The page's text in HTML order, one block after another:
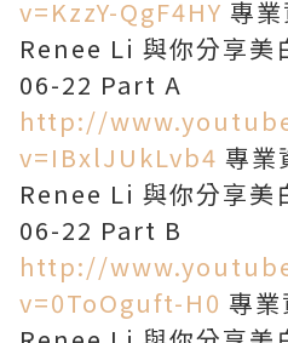
v=KzzY-QgF4HY 專
Renee Li 與你分享美
06-22 Part A
http://
v=IBxlJUkLvb4 專業
Renee Li 與你分享美
06-22 Part B
http://
v=0ToOguft-H0 專